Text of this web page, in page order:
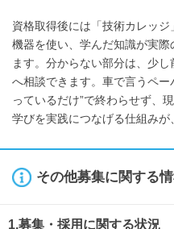
資格取得後には「技術カレッ
機器を使い、学んだ知識が実
ます。分からない部分は、少
へ相談できます。車で言うペ
っているだけ”で終わらせず、
学びを実践につなげる仕組みが
その他募集に関する
1.募集・採用に関する状況